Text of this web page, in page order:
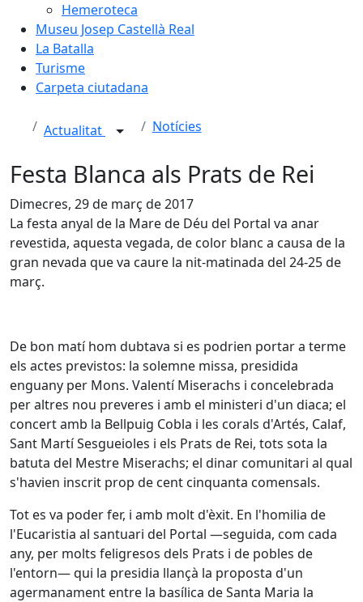
Hemeroteca
Museu Josep Castellà Real
La Batalla
Turisme
Carpeta ciutadana
Actualitat Notícies
Festa Blanca als Prats de Rei
Dimecres, 29 de març de 2017
La festa anyal de la Mare de Déu del Portal va anar
revestida, aquesta vegada, de color blanc a causa de la
gran nevada que va caure la nit-matinada del 24-25 de
març.
De bon matí hom dubtava si es podrien portar a terme
els actes previstos: la solemne missa, presidida
enguany per Mons. Valentí Miserachs i concelebrada
per altres nou preveres i amb el ministeri d'un diaca; el
concert amb la Bellpuig Cobla i les corals d'Artés, Calaf,
Sant Martí Sesgueioles i els Prats de Rei, tots sota la
batuta del Mestre Miserachs; el dinar comunitari al qual
s'havien inscrit prop de cent cinquanta comensals.
Tot es va poder fer, i amb molt d'èxit. En l'homilia de
l'Eucaristia al santuari del Portal —seguida, com cada
any, per molts feligresos dels Prats i de pobles de
l'entorn— qui la presidia llançà la proposta d'un
agermanament entre la basílica de Santa Maria la